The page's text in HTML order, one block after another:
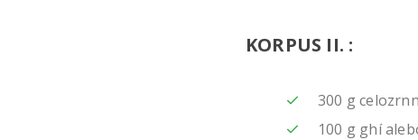
KORPUS II. :
300 g
100 g ghí